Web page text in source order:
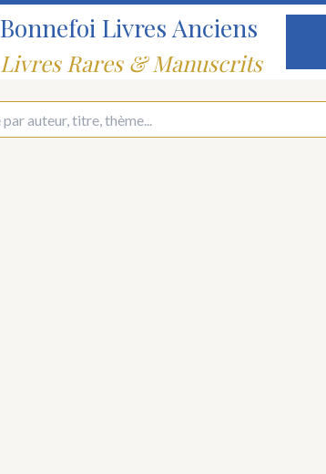
Bonnefoi Livres Anciens
Livres Rares & Manuscrits